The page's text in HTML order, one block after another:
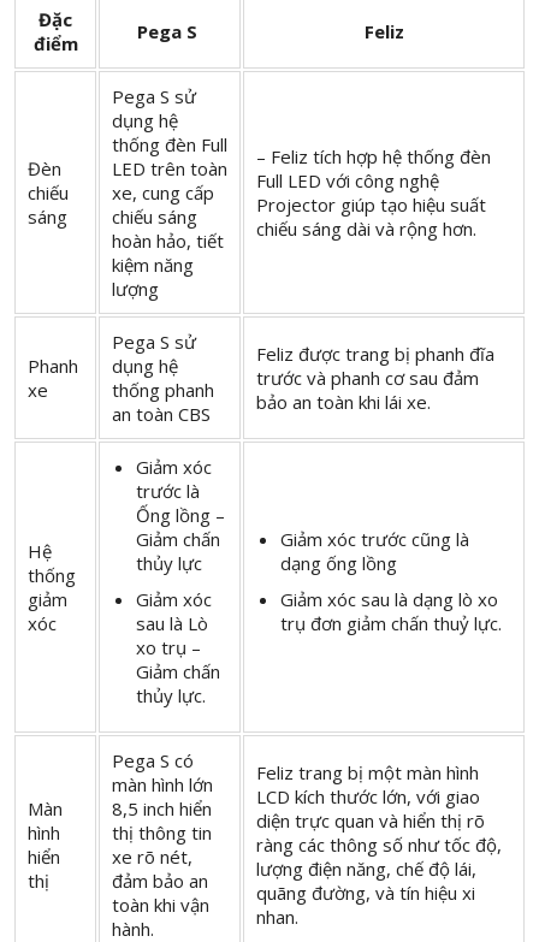
Đặc
điểm
Pega S Feliz
Đèn
chiếu
sáng
Pega S sử
dụng hệ
thống đèn Full
LED trên toàn
xe, cung cấp
chiếu sáng
hoàn hảo, tiết
kiệm năng
lượng
– Feliz tích hợp hệ thống đèn
Full LED với công nghệ
Projector giúp tạo hiệu suất
chiếu sáng dài và rộng hơn.
Phanh
xe
Pega S sử
dụng hệ
thống phanh
an toàn CBS
Feliz được trang bị phanh đĩa
trước và phanh cơ sau đảm
bảo an toàn khi lái xe.
Hệ
thống
giảm
xóc
Giảm xóc
trước là
Ống lồng –
Giảm chấn
thủy lực
Giảm xóc
sau là Lò
xo trụ –
Giảm chấn
thủy lực.
Giảm xóc trước cũng là
dạng ống lồng
Giảm xóc sau là dạng lò xo
trụ đơn giảm chấn thuỷ lực.
Màn
hình
hiển
thị
Pega S có
màn hình lớn
8,5 inch hiển
thị thông tin
xe rõ nét,
đảm bảo an
toàn khi vận
hành.
Feliz trang bị một màn hình
LCD kích thước lớn, với giao
diện trực quan và hiển thị rõ
ràng các thông số như tốc độ,
lượng điện năng, chế độ lái,
quãng đường, và tín hiệu xi
nhan.